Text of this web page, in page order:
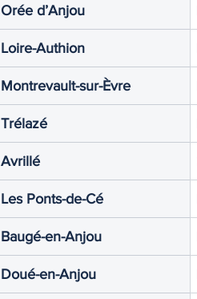
Orée d’Anjou
Loire-Authion
Montrevault-sur-Èvre
Trélazé
Avrillé
Les Ponts-de-Cé
Baugé-en-Anjou
Doué-en-Anjou